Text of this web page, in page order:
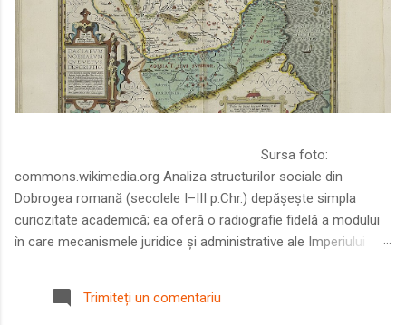
Sursa foto:
commons.wikimedia.org Analiza structurilor sociale din
Dobrogea romană (secolele I–III p.Chr.) depășește simpla
curiozitate academică; ea oferă o radiografie fidelă a modului
în care mecanismele juridice și administrative ale Imperiului
Într-o epocă în care prosperitatea excepțională a lumii romane
era susținută de o mobilitate socială dinamică și de o libertate
Trimiteți un comentariu